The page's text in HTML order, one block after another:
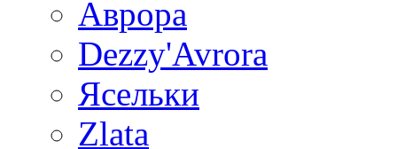
Аврора
Dezzy'Avrora
Ясельки
Zlata